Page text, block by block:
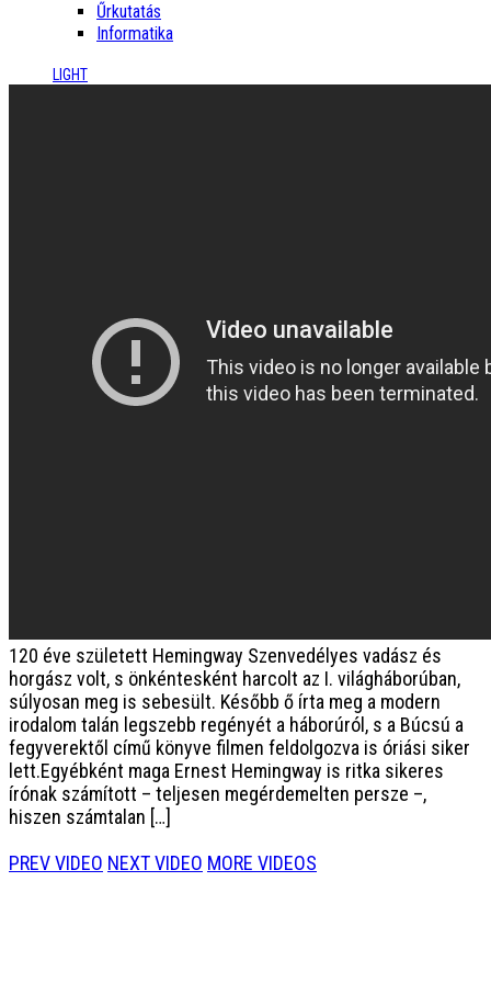
Űrkutatás
Informatika
LIGHT
120 éve született Hemingway Szenvedélyes vadász és
horgász volt, s önkéntesként harcolt az I. világháborúban,
súlyosan meg is sebesült. Később ő írta meg a modern
irodalom talán legszebb regényét a háborúról, s a Búcsú a
fegyverektől című könyve filmen feldolgozva is óriási siker
lett.Egyébként maga Ernest Hemingway is ritka sikeres
írónak számított – teljesen megérdemelten persze –,
hiszen számtalan […]
PREV VIDEO NEXT VIDEO MORE VIDEOS